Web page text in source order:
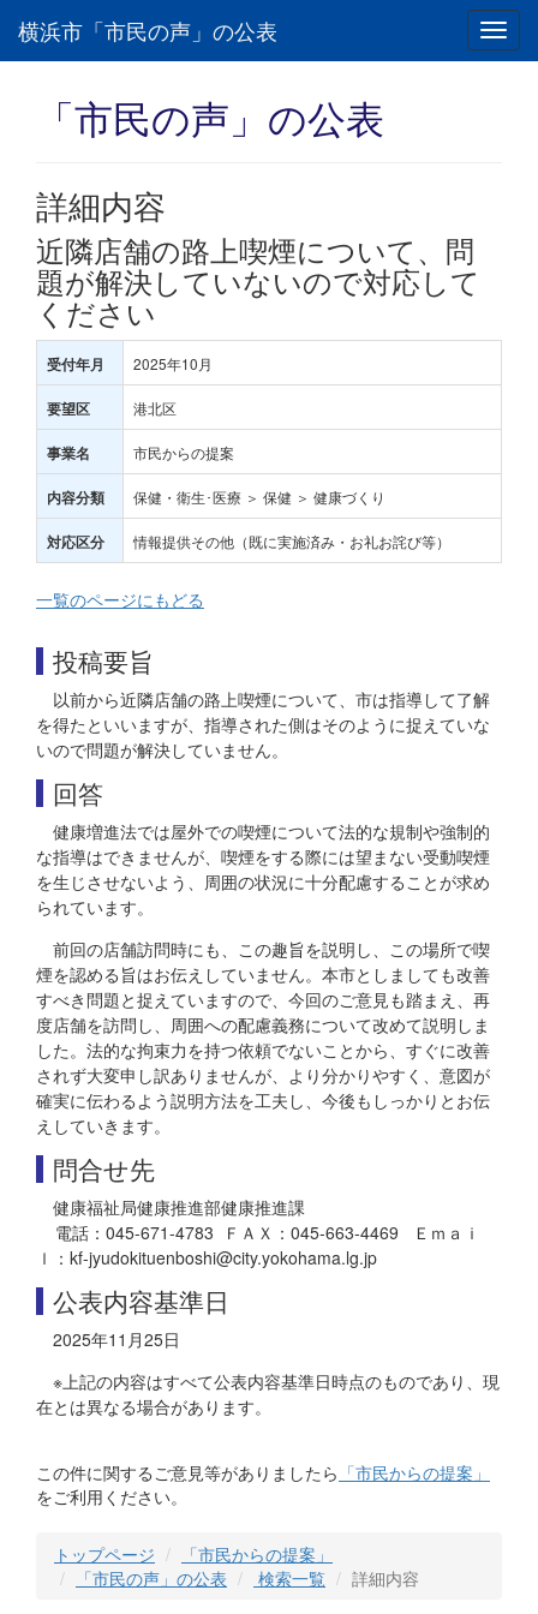
横浜市「市民の声」の公表
「市民の声」の公表
詳細内容
近隣店舗の路上喫煙について、問
題が解決していないので対応して
ください
受付年月 2025年10月
要望区 港北区
事業名 市民からの提案
内容分類 保健・衛生･医療 ＞ 保健 ＞ 健康づくり
対応区分 情報提供その他（既に実施済み・お礼お詫び等）
一覧のページにもどる
投稿要旨
以前から近隣店舗の路上喫煙について、市は指導して了解
を得たといいますが、指導された側はそのように捉えていな
いので問題が解決していません。
回答
健康増進法では屋外での喫煙について法的な規制や強制的
な指導はできませんが、喫煙をする際には望まない受動喫煙
を生じさせないよう、周囲の状況に十分配慮することが求め
られています。
前回の店舗訪問時にも、この趣旨を説明し、この場所で喫
煙を認める旨はお伝えしていません。本市としましても改善
すべき問題と捉えていますので、今回のご意見も踏まえ、再
度店舗を訪問し、周囲への配慮義務について改めて説明しま
した。法的な拘束力を持つ依頼でないことから、すぐに改善
されず大変申し訳ありませんが、より分かりやすく、意図が
確実に伝わるよう説明方法を工夫し、今後もしっかりとお伝
えしていきます。
問合せ先
健康福祉局健康推進部健康推進課
電話：045-671-4783 ＦＡＸ：045-663-4469 Ｅｍａｉ
ｌ：kf-jyudokituenboshi@city.yokohama.lg.jp
公表内容基準日
2025年11月25日
※上記の内容はすべて公表内容基準日時点のものであり、現
在とは異なる場合があります。
この件に関するご意見等がありましたら 「市民からの提案」
をご利用ください。
トップページ
「市民からの提案」
「市民の声」の公表
検索一覧 詳細内容